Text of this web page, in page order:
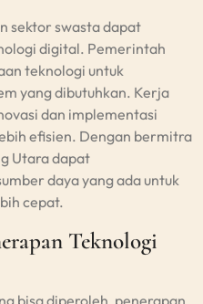
sektor swasta dapat
digital. Pemerintah
teknologi untuk
yang dibutuhkan. Kerja
dan implementasi
efisien. Dengan bermitra
Utara dapat
daya yang ada untuk
cepat.
Teknologi
bisa diperoleh, penerapan